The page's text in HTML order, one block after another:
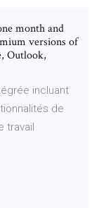
month and
versions of
Outlook,
incluant
de
travail